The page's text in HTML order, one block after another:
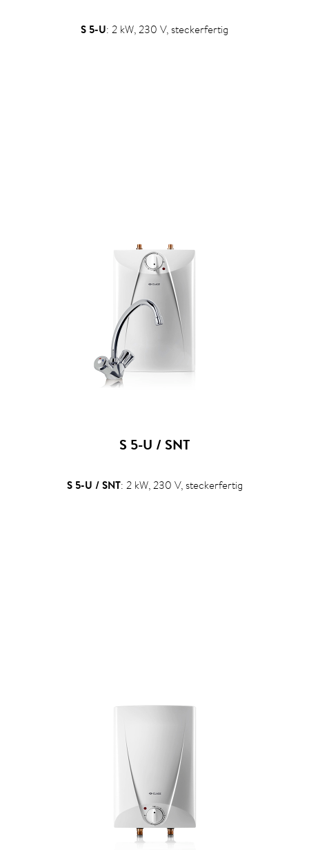
S 5-U: 2 kW, 230 V, steckerfertig
S 5-U / SNT
S 5-U / SNT: 2 kW, 230 V, steckerfertig